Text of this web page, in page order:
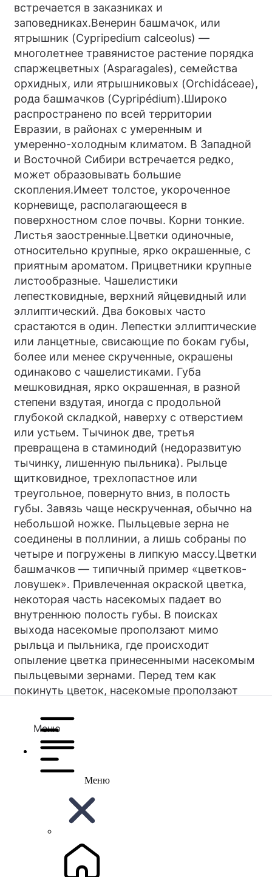
Меню
Меню
встречается в заказниках и
заповедниках.Венерин башмачок, или
ятрышник (Cypripedium calceolus) —
многолетнее травянистое растение порядка
спаржецветных (Asparagales), семейства
орхидных, или ятрышниковых (Orchidáceae),
рода башмачков (Cypripédium).Широко
распространено по всей территории
Евразии, в районах с умеренным и
умеренно-холодным климатом. В Западной
и Восточной Сибири встречается редко,
может образовывать большие
скопления.Имеет толстое, укороченное
корневище, располагающееся в
поверхностном слое почвы. Корни тонкие.
Листья заостренные.Цветки одиночные,
относительно крупные, ярко окрашенные, с
приятным ароматом. Прицветники крупные
листообразные. Чашелистики
лепестковидные, верхний яйцевидный или
эллиптический. Два боковых часто
срастаются в один. Лепестки эллиптические
или ланцетные, свисающие по бокам губы,
более или менее скрученные, окрашены
одинаково с чашелистиками. Губа
мешковидная, ярко окрашенная, в разной
степени вздутая, иногда с продольной
глубокой складкой, наверху с отверстием
или устьем. Тычинок две, третья
превращена в стаминодий (недоразвитую
тычинку, лишенную пыльника). Рыльце
щитковидное, трехлопастное или
треугольное, повернуто вниз, в полость
губы. Завязь чаще нескрученная, обычно на
небольшой ножке. Пыльцевые зерна не
соединены в поллинии, а лишь собраны по
четыре и погружены в липкую массу.Цветки
башмачков — типичный пример «цветков-
ловушек». Привлеченная окраской цветка,
некоторая часть насекомых падает во
внутреннюю полость губы. В поисках
выхода насекомые проползают мимо
рыльца и пыльника, где происходит
опыление цветка принесенными насекомым
пыльцевыми зернами. Перед тем как
покинуть цветок, насекомые проползают
липкие пыльцевые зерна.Предельный
возраст, которого могут достигать
башмачки в России, неизвестен.Видовой
состав башмачков в России очень пестр,
имеется множество подвидов, сортов и
разновидностей.В окрестностях населенных
пунктов большую угрозу для декоративных
видов представляет сбор растений на
букеты. В настоящее время во всех странах,
где произрастает башмачок, предприняты
охранные меры, и его виды занесены в